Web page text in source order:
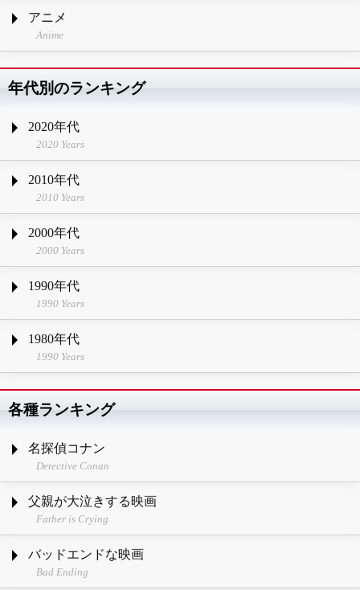
アニメ
Anime
年代別のランキング
2020年代
2020 Years
2010年代
2010 Years
2000年代
2000 Years
1990年代
1990 Years
1980年代
1990 Years
各種ランキング
名探偵コナン
Detective Conan
父親が大泣きする映画
Father is Crying
バッドエンドな映画
Bad Ending